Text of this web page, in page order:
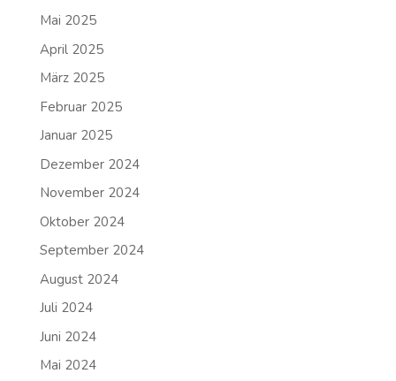
Mai 2025
April 2025
März 2025
Februar 2025
Januar 2025
Dezember 2024
November 2024
Oktober 2024
September 2024
August 2024
Juli 2024
Juni 2024
Mai 2024